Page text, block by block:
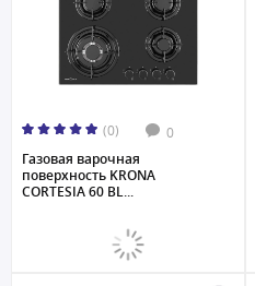
(0) 0
Газовая варочная
поверхность KRONA
CORTESIA 60 BL...